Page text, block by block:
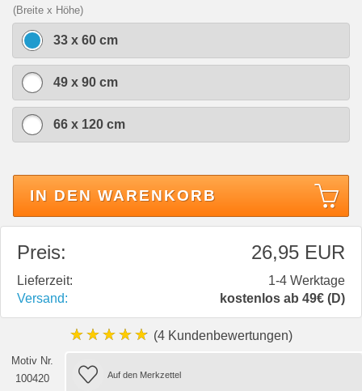
(Breite x Höhe)
33 x 60 cm
49 x 90 cm
66 x 120 cm
IN DEN WARENKORB
Preis: 26,95 EUR
Lieferzeit:
1-4 Werktage
Versand:
kostenlos ab 49€ (D)
★★★★★ (4 Kundenbewertungen)
Motiv Nr.
100420